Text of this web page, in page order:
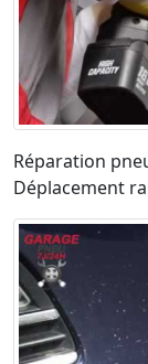
Réparation
Déplacement